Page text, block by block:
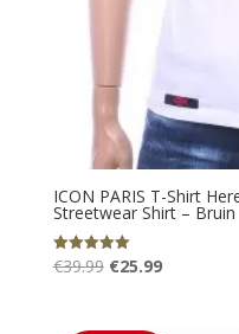
ICON PARIS T-Shirt
Streetwear Shirt – Bruin
Gewaardeerd
5.00
€39.99 Oorspronkelijke
€25.99Huidige